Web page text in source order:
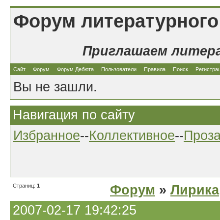
Форум
Приглашаем
Сайт Форум Форум Дебюта Пользователи Правила Поиск
Вы не зашли.
Навигация по сайту
Избранное--Коллективное--
Страниц: 1 Форум » Лирика
2007-02-17 19:42:25